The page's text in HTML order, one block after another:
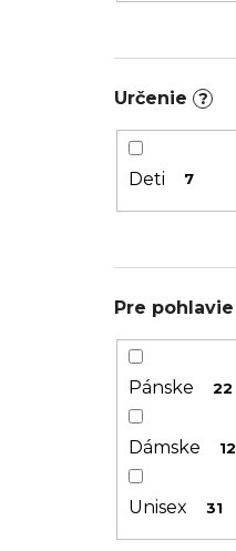
XS 7
XXS
39-42 1
2XL
Uni
Určenie ?
Deti 7
Pre pohlavie
Pánske 22
Dámske 12
Unisex 31